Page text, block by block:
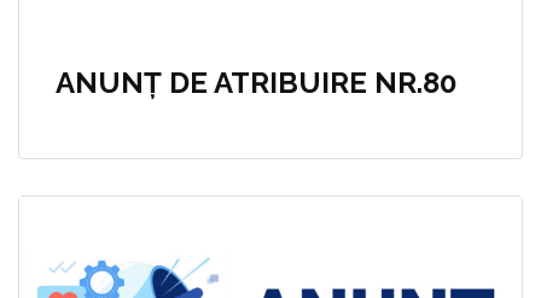
ANUNȚ DE ATRIBUIRE NR.80